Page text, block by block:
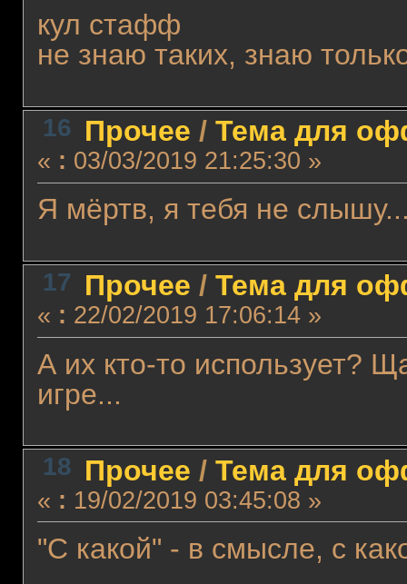
кул стафф
не знаю таких, знаю
16 Прочее / Тема для
« : 03/03/2019 21:25:30 »
Я мёртв, я тебя не
17 Прочее / Тема для
« : 22/02/2019 17:06:14 »
А их кто-то использует?
игре...
18 Прочее / Тема для
« : 19/02/2019 03:45:08 »
"С какой" - в смысле, с